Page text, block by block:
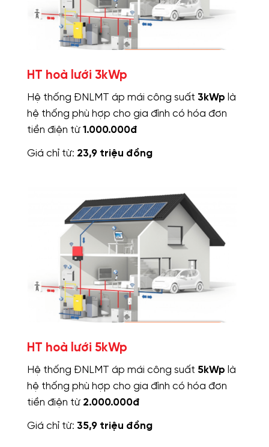
HT hoà lưới 3kWp
Hệ thống ĐNLMT áp mái công suất 3kWp là
hệ thống phù hợp cho gia đình có hóa đơn
tiền điện từ 1.000.000đ
Giá chỉ từ: 23,9 triệu đồng
HT hoà lưới 5kWp
Hệ thống ĐNLMT áp mái công suất 5kWp là
hệ thống phù hợp cho gia đình có hóa đơn
tiền điện từ 2.000.000đ
Giá chỉ từ: 35,9 triệu đồng